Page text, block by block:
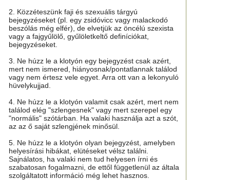
2. Közzéteszünk faji és szexuális tárgyú
bejegyzéseket (pl. egy zsidóvicc vagy malackodó
beszólás még elfér), de elvetjük az öncélú szexista
vagy a fajgyűlölő, gyűlöletkeltő definíciókat,
bejegyzéseket.
3. Ne húzz le a klotyón egy bejegyzést csak azért,
mert nem ismered, hiányosnak/pontatlannak találod
vagy nem értesz vele egyet. Arra ott van a lekonyuló
hüvelykujjad.
4. Ne húzz le a klotyón valamit csak azért, mert nem
találod elég "szlengesnek" vagy mert szerepel egy
"normális" szótárban. Ha valaki használja azt a szót,
az az ő saját szlengjének minősül.
5. Ne húzz le a klotyón olyan bejegyzést, amelyben
helyesírási hibákat, elütéseket vélsz találni.
Sajnálatos, ha valaki nem tud helyesen írni és
szabatosan fogalmazni, de ettől függetlenül az általa
szolgáltatott információ még lehet hasznos.